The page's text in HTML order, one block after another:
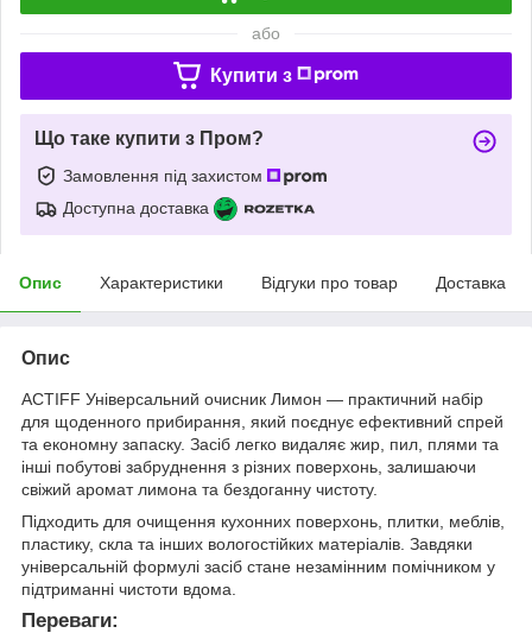
або
Купити з
Що таке купити з Пром?
Замовлення під захистом
Доступна доставка
Опис Характеристики Відгуки про товар Доставка
Опис
ACTIFF Універсальний очисник Лимон — практичний набір
для щоденного прибирання, який поєднує ефективний спрей
та економну запаску. Засіб легко видаляє жир, пил, плями та
інші побутові забруднення з різних поверхонь, залишаючи
свіжий аромат лимона та бездоганну чистоту.
Підходить для очищення кухонних поверхонь, плитки, меблів,
пластику, скла та інших вологостійких матеріалів. Завдяки
універсальній формулі засіб стане незамінним помічником у
підтриманні чистоти вдома.
Переваги: